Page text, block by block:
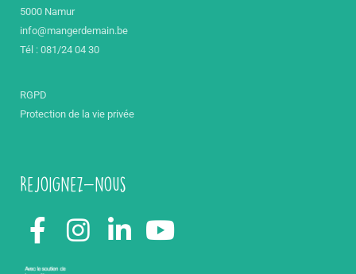
5000 Namur
info@mangerdemain.be
Tél : 081/24 04 30
RGPD
Protection de la vie privée
Rejoignez-nous